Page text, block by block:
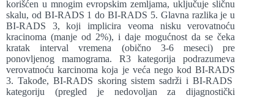
korišćen u mnogim evropskim zemljama, uključuje sličnu
skalu, od BI-RADS 1 do BI-RADS 5. Glavna razlika je u
BI-RADS 3, koji implicira veoma nisku verovatnoću
kracinoma (manje od 2%), i daje mogućnost da se čeka
kratak interval vremena (obično 3-6 meseci) pre
ponovljenog mamograma. R3 kategorija podrazumeva
verovatnoću karcinoma koja je veća nego kod BI-RADS
3. Takođe, BI-RADS skoring sistem sadrži i BI-RADS
kategoriju (pregled je nedovoljan za dijagnostički